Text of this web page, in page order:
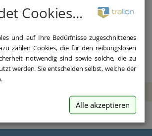
Cookies...
und auf Ihre Bedürfnisse zugeschnittenes
zählen Cookies, die für den reibungslosen
notwendig sind sowie solche, die zu
werden. Sie entscheiden selbst, welche der
Alle akzeptieren